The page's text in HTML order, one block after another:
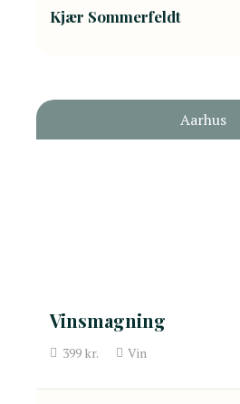
Kjær Sommerfeldt
Aarhus
Vinsmagning
399kr. Vin